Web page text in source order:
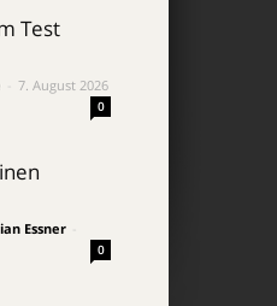
Test
7. August 2026
0
Essner
0